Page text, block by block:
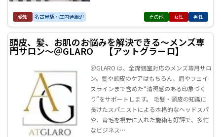
愛知 名古屋駅・庄内通周辺 その他 女性 男性
頭皮、髪、お肌のお悩みを解決できる～メンズ専
門サロン～＠GLARO 【アットグラーロ】
＠GLARO は、全席個室対応のメンズ専用サロ
ン。髪や頭皮のケアはもちろん、眉やフェイ
スラインまで含めた“清潔感のある印象づく
り”をサポートします。 毛髪・頭皮の知識に
長けたスパニストによる本格的なヘッドスパ
や、育毛を視野に入れた施術も好評で、多忙
なビジネス…